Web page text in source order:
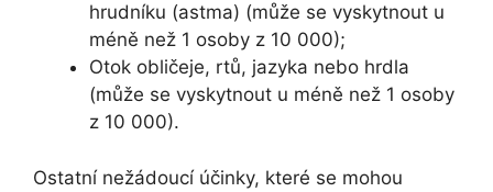
hrudníku (astma) (může se vyskytnout u
méně než 1 osoby z 10 000);
Otok obličeje, rtů, jazyka nebo hrdla
(může se vyskytnout u méně než 1 osoby
z 10 000).
Ostatní nežádoucí účinky, které se mohou